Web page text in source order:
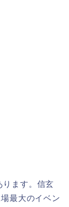
ります。信玄
最大のイベン